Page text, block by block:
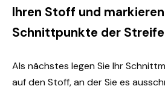
Ihren Stoff und
Schnittpunkte der
Als nächstes legen Sie Ihr
auf den Stoff, an der Sie es